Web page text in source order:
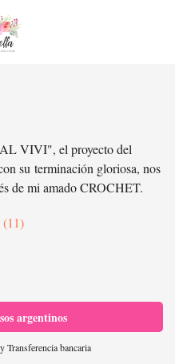
VIVI", el proyecto del
su terminación gloriosa, nos
de mi amado CROCHET.
(11)
argentinos
yTransferencia bancaria